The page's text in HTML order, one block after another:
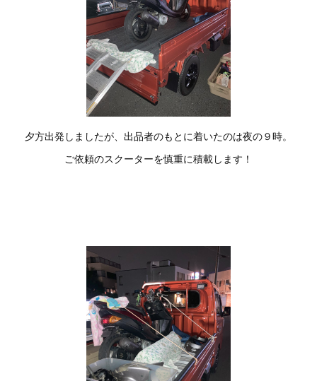
夕方出発しましたが、出品者のもとに着いたのは夜の９時。
ご依頼のスクーターを慎重に積載します！